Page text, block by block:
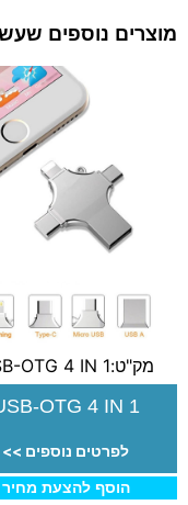
מוצרים נוספים
מק"ט:USB-OTG 4 IN 1
OTG 4 IN 1
לפרטים נוספים >>
הוסף להצעת מחיר